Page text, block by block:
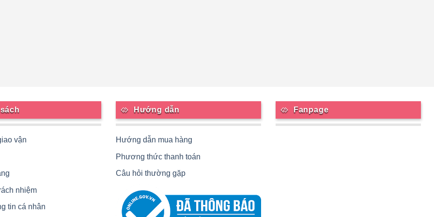
vận
nhiệm
tin cá nhân
Hướng dẫn
Hướng dẫn mua hàng
Phương thức thanh toán
Câu hỏi thường gặp
Fanpage